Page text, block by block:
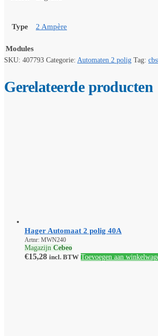
Type 2 Ampère
Modules
SKU: 407793 Categorie: Automaten 2 polig Tag:
Gerelateerde producten
Hager Automaat 2 polig 40A
Artnr: MWN240
Magazijn Cebeo
€15,28 incl. BTW Toevoegen aan